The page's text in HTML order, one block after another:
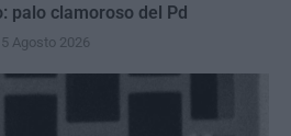
palo clamoroso del Pd
5 Agosto 2026